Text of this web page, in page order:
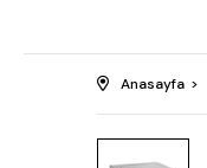
Anasayfa